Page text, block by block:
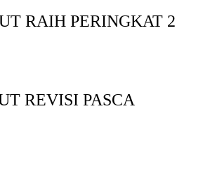
RAIH PERINGKAT 2
REVISI PASCA